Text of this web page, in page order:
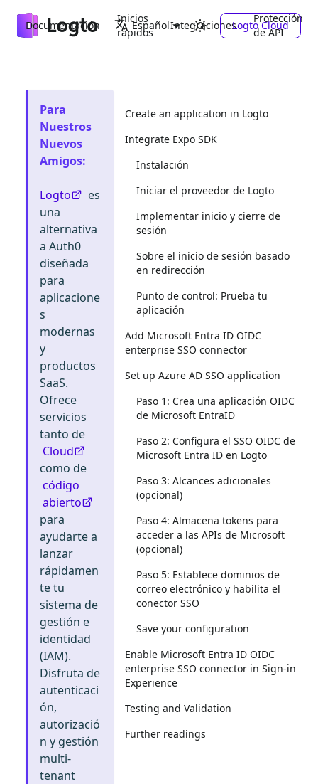
Documentación
Inicios
rápidos
Integraciones
Protección
de API
Español Logto Cloud
Para
Nuestros
Nuevos
Amigos:
Logto
es
una
alternativa
a Auth0
diseñada
para
aplicacione
s
modernas
y
productos
SaaS.
Ofrece
servicios
tanto de
Cloud
como de
código
abierto
para
ayudarte a
lanzar
rápidamen
te tu
sistema de
gestión e
identidad
(IAM).
Disfruta de
autenticaci
ón,
autorizació
n y gestión
multi-
tenant
Create an application in Logto
Integrate Expo SDK
Instalación
Iniciar el proveedor de Logto
Implementar inicio y cierre de
sesión
Sobre el inicio de sesión basado
en redirección
Punto de control: Prueba tu
aplicación
Add Microsoft Entra ID OIDC
enterprise SSO connector
Set up Azure AD SSO application
Paso 1: Crea una aplicación OIDC
de Microsoft EntraID
Paso 2: Configura el SSO OIDC de
Microsoft Entra ID en Logto
Paso 3: Alcances adicionales
(opcional)
Paso 4: Almacena tokens para
acceder a las APIs de Microsoft
(opcional)
Paso 5: Establece dominios de
correo electrónico y habilita el
conector SSO
Save your configuration
Enable Microsoft Entra ID OIDC
enterprise SSO connector in Sign-in
Experience
Testing and Validation
Further readings